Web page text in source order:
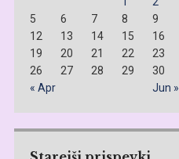
5
6 7 8 9
12
13 14 15 16
19
20 21 22 23
26
27 28 29 30
« Apr
Jun »